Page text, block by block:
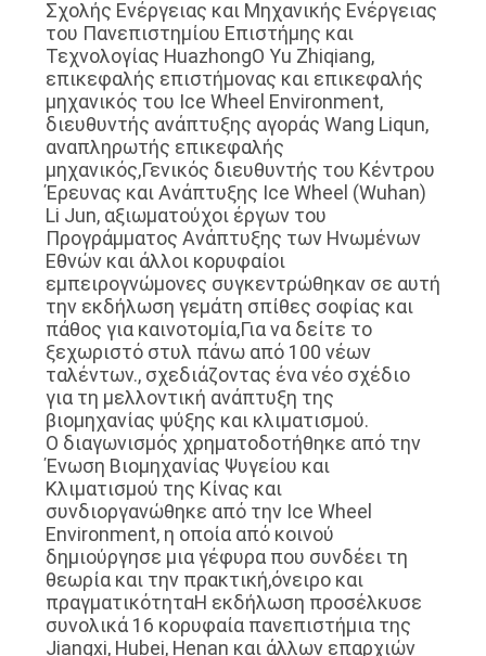
ΖΗΤΉΣΤΕ
ΈΝΑ
ΑΠΌΣΠΑΣΜΑ
SITEMAP
ΠΟΛΙΤΙΚΉ
ΑΠΟΡΡΉΤΟΥ
Σχολής Ενέργειας και Μηχανικής Ενέργειας
του Πανεπιστημίου Επιστήμης και
Τεχνολογίας HuazhongΟ Yu Zhiqiang,
επικεφαλής επιστήμονας και επικεφαλής
μηχανικός του Ice Wheel Environment,
διευθυντής ανάπτυξης αγοράς Wang Liqun,
αναπληρωτής επικεφαλής
μηχανικός,Γενικός διευθυντής του Κέντρου
Έρευνας και Ανάπτυξης Ice Wheel (Wuhan)
Li Jun, αξιωματούχοι έργων του
Προγράμματος Ανάπτυξης των Ηνωμένων
Εθνών και άλλοι κορυφαίοι
εμπειρογνώμονες συγκεντρώθηκαν σε αυτή
την εκδήλωση γεμάτη σπίθες σοφίας και
πάθος για καινοτομία,Για να δείτε το
ξεχωριστό στυλ πάνω από 100 νέων
ταλέντων., σχεδιάζοντας ένα νέο σχέδιο
για τη μελλοντική ανάπτυξη της
βιομηχανίας ψύξης και κλιματισμού.
Ο διαγωνισμός χρηματοδοτήθηκε από την
Ένωση Βιομηχανίας Ψυγείου και
Κλιματισμού της Κίνας και
συνδιοργανώθηκε από την Ice Wheel
Environment, η οποία από κοινού
δημιούργησε μια γέφυρα που συνδέει τη
θεωρία και την πρακτική,όνειρο και
πραγματικότηταΗ εκδήλωση προσέλκυσε
συνολικά 16 κορυφαία πανεπιστήμια της
Jiangxi, Hubei, Henan και άλλων επαρχιών